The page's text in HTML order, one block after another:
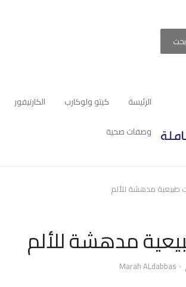
بحث
الرئيسة كيتو ولوكارب الكارنيفور
وصفات صحية
Author
Marah ALdabbas